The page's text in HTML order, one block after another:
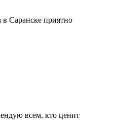
Саранске приятно
всем, кто ценит